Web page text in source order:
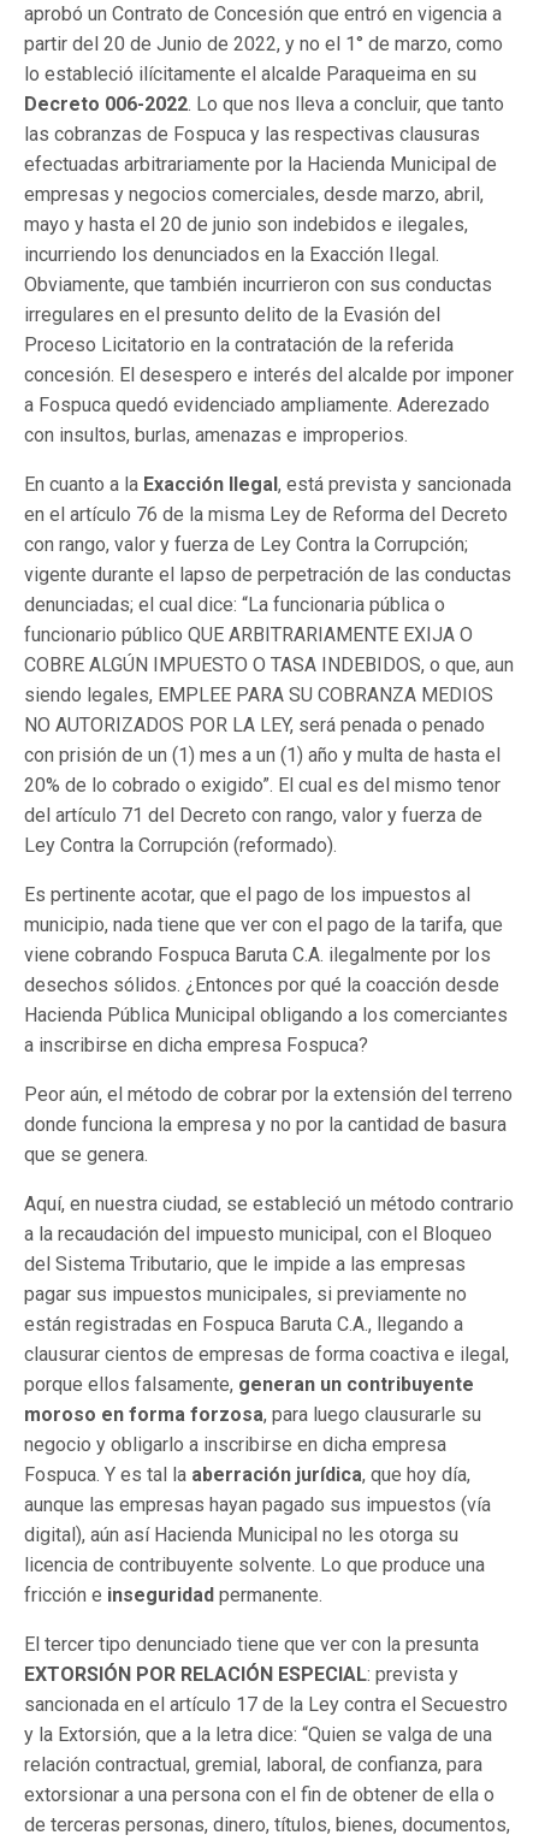
aprobó un Contrato de Concesión que entró en vigencia a
partir del 20 de Junio de 2022, y no el 1° de marzo, como
lo estableció ilícitamente el alcalde Paraqueima en su
Decreto 006-2022. Lo que nos lleva a concluir, que tanto
las cobranzas de Fospuca y las respectivas clausuras
efectuadas arbitrariamente por la Hacienda Municipal de
empresas y negocios comerciales, desde marzo, abril,
mayo y hasta el 20 de junio son indebidos e ilegales,
incurriendo los denunciados en la Exacción Ilegal.
Obviamente, que también incurrieron con sus conductas
irregulares en el presunto delito de la Evasión del
Proceso Licitatorio en la contratación de la referida
concesión. El desespero e interés del alcalde por imponer
a Fospuca quedó evidenciado ampliamente. Aderezado
con insultos, burlas, amenazas e improperios.
En cuanto a la Exacción Ilegal, está prevista y sancionada
en el artículo 76 de la misma Ley de Reforma del Decreto
con rango, valor y fuerza de Ley Contra la Corrupción;
vigente durante el lapso de perpetración de las conductas
denunciadas; el cual dice: “La funcionaria pública o
funcionario público QUE ARBITRARIAMENTE EXIJA O
COBRE ALGÚN IMPUESTO O TASA INDEBIDOS, o que, aun
siendo legales, EMPLEE PARA SU COBRANZA MEDIOS
NO AUTORIZADOS POR LA LEY, será penada o penado
con prisión de un (1) mes a un (1) año y multa de hasta el
20% de lo cobrado o exigido”. El cual es del mismo tenor
del artículo 71 del Decreto con rango, valor y fuerza de
Ley Contra la Corrupción (reformado).
Es pertinente acotar, que el pago de los impuestos al
municipio, nada tiene que ver con el pago de la tarifa, que
viene cobrando Fospuca Baruta C.A. ilegalmente por los
desechos sólidos. ¿Entonces por qué la coacción desde
Hacienda Pública Municipal obligando a los comerciantes
a inscribirse en dicha empresa Fospuca?
Peor aún, el método de cobrar por la extensión del terreno
donde funciona la empresa y no por la cantidad de basura
que se genera.
Aquí, en nuestra ciudad, se estableció un método contrario
a la recaudación del impuesto municipal, con el Bloqueo
del Sistema Tributario, que le impide a las empresas
pagar sus impuestos municipales, si previamente no
están registradas en Fospuca Baruta C.A., llegando a
clausurar cientos de empresas de forma coactiva e ilegal,
porque ellos falsamente, generan un contribuyente
moroso en forma forzosa, para luego clausurarle su
negocio y obligarlo a inscribirse en dicha empresa
Fospuca. Y es tal la aberración jurídica, que hoy día,
aunque las empresas hayan pagado sus impuestos (vía
digital), aún así Hacienda Municipal no les otorga su
licencia de contribuyente solvente. Lo que produce una
fricción e inseguridad permanente.
El tercer tipo denunciado tiene que ver con la presunta
EXTORSIÓN POR RELACIÓN ESPECIAL: prevista y
sancionada en el artículo 17 de la Ley contra el Secuestro
y la Extorsión, que a la letra dice: “Quien se valga de una
relación contractual, gremial, laboral, de confianza, para
extorsionar a una persona con el fin de obtener de ella o
de terceras personas, dinero, títulos, bienes, documentos,